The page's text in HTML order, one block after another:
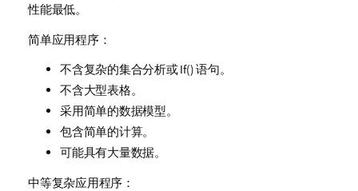
性能最低。
简单应用程序：
不含复杂的集合分析或If()语句。
不含大型表格。
采用简单的数据模型。
包含简单的计算。
可能具有大量数据。
中等复杂应用程序：